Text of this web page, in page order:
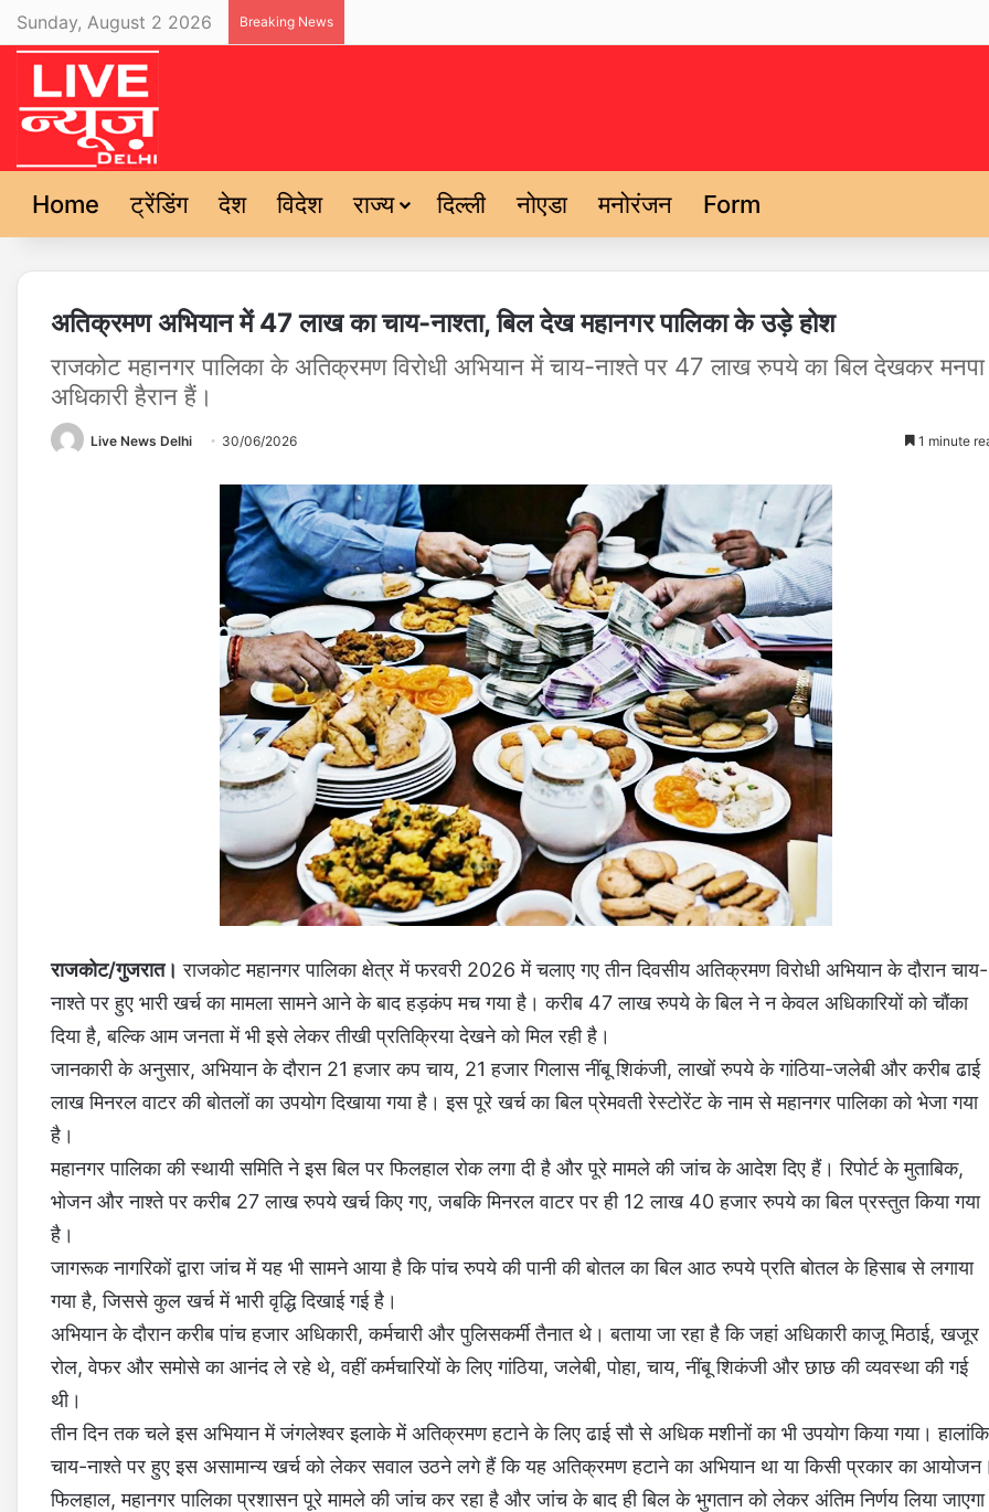
Sunday, August 2 2026 Breaking News
Home ट्रेंडिंग देश विदेश राज्य दिल्ली नोएडा मनोरंजन Form
अतिक्रमण अभियान में 47 लाख का चाय-नाश्ता, बिल देख महानगर पालिका के उड़े होश
राजकोट महानगर पालिका के अतिक्रमण विरोधी अभियान में चाय-नाश्ते पर 47 लाख रुपये का बिल देखकर मनपा
अधिकारी हैरान हैं।
Live News Delhi 30/06/2026 1 minute
राजकोट/गुजरात। राजकोट महानगर पालिका क्षेत्र में फरवरी 2026 में चलाए गए तीन दिवसीय अतिक्रमण विरोधी अभियान के दौरान चाय-
नाश्ते पर हुए भारी खर्च का मामला सामने आने के बाद हड़कंप मच गया है। करीब 47 लाख रुपये के बिल ने न केवल अधिकारियों को चौंका
दिया है, बल्कि आम जनता में भी इसे लेकर तीखी प्रतिक्रिया देखने को मिल रही है।
जानकारी के अनुसार, अभियान के दौरान 21 हजार कप चाय, 21 हजार गिलास नींबू शिकंजी, लाखों रुपये के गांठिया-जलेबी और करीब ढाई
लाख मिनरल वाटर की बोतलों का उपयोग दिखाया गया है। इस पूरे खर्च का बिल प्रेमवती रेस्टोरेंट के नाम से महानगर पालिका को भेजा गया
है।
महानगर पालिका की स्थायी समिति ने इस बिल पर फिलहाल रोक लगा दी है और पूरे मामले की जांच के आदेश दिए हैं। रिपोर्ट के मुताबिक,
भोजन और नाश्ते पर करीब 27 लाख रुपये खर्च किए गए, जबकि मिनरल वाटर पर ही 12 लाख 40 हजार रुपये का बिल प्रस्तुत किया गया
है।
जागरूक नागरिकों द्वारा जांच में यह भी सामने आया है कि पांच रुपये की पानी की बोतल का बिल आठ रुपये प्रति बोतल के हिसाब से लगाया
गया है, जिससे कुल खर्च में भारी वृद्धि दिखाई गई है।
अभियान के दौरान करीब पांच हजार अधिकारी, कर्मचारी और पुलिसकर्मी तैनात थे। बताया जा रहा है कि जहां अधिकारी काजू मिठाई, खजूर
रोल, वेफर और समोसे का आनंद ले रहे थे, वहीं कर्मचारियों के लिए गांठिया, जलेबी, पोहा, चाय, नींबू शिकंजी और छाछ की व्यवस्था की गई
थी।
तीन दिन तक चले इस अभियान में जंगलेश्वर इलाके में अतिक्रमण हटाने के लिए ढाई सौ से अधिक मशीनों का भी उपयोग किया गया।
चाय-नाश्ते पर हुए इस असामान्य खर्च को लेकर सवाल उठने लगे हैं कि यह अतिक्रमण हटाने का अभियान था या किसी प्रकार का
फिलहाल, महानगर पालिका प्रशासन पूरे मामले की जांच कर रहा है और जांच के बाद ही बिल के भुगतान को लेकर अंतिम निर्णय लिया